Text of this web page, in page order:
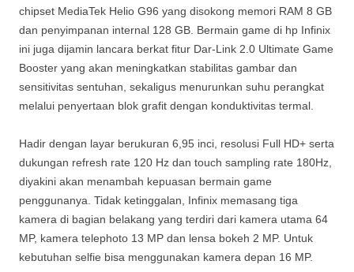
chipset MediaTek Helio G96 yang disokong memori RAM 8 GB
dan penyimpanan internal 128 GB. Bermain game di hp Infinix
ini juga dijamin lancara berkat fitur Dar-Link 2.0 Ultimate Game
Booster yang akan meningkatkan stabilitas gambar dan
sensitivitas sentuhan, sekaligus menurunkan suhu perangkat
melalui penyertaan blok grafit dengan konduktivitas termal.
Hadir dengan layar berukuran 6,95 inci, resolusi Full HD+ serta
dukungan refresh rate 120 Hz dan touch sampling rate 180Hz,
diyakini akan menambah kepuasan bermain game
penggunanya. Tidak ketinggalan, Infinix memasang tiga
kamera di bagian belakang yang terdiri dari kamera utama 64
MP, kamera telephoto 13 MP dan lensa bokeh 2 MP. Untuk
kebutuhan selfie bisa menggunakan kamera depan 16 MP.